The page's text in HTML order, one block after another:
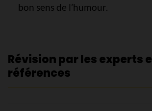
bon sens de l’humour.
Révision par les experts
références